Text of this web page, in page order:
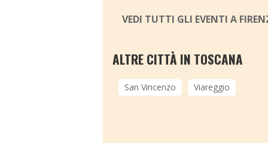
VEDI TUTTI GLI EVENTI A
ALTRE CITTÀ IN TOSCANA
San Vincenzo Viareggio